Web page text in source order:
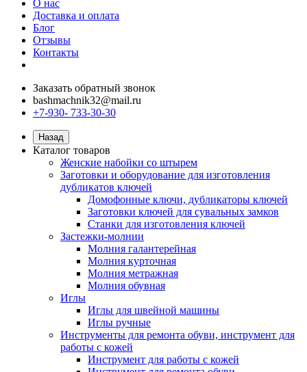
О нас
Доставка и оплата
Блог
Отзывы
Контакты
Заказать обратный звонок
bashmachnik32@mail.ru
+7-930- 733-30-30
Назад
Каталог товаров
Женские набойки со штырем
Заготовки и оборудование для изготовления
дубликатов ключей
Домофонные ключи, дубликаторы ключей
Заготовки ключей для сувальных замков
Станки для изготовления ключей
Застежки-молнии
Молния галантерейная
Молния курточная
Молния метражная
Молния обувная
Иглы
Иглы для швейной машины
Иглы ручные
Инструменты для ремонта обуви, инструмент для
работы с кожей
Инструмент для работы с кожей